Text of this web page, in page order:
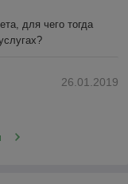
для чего тогда
26.01.2019